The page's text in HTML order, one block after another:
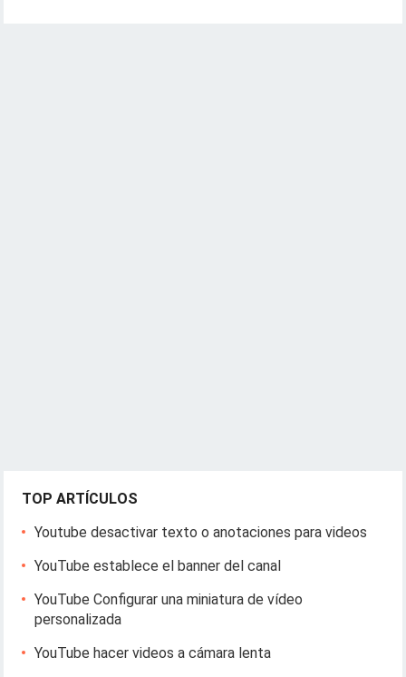
TOP ARTÍCULOS
Youtube desactivar texto o anotaciones para videos
YouTube establece el banner del canal
YouTube Configurar una miniatura de vídeo
personalizada
YouTube hacer videos a cámara lenta